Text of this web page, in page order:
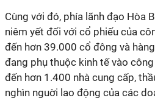
Cùng với đó, phía lãnh đạo Hòa
niêm yết đối với cổ phiếu của
đến hơn 39.000 cổ đông và
đang phụ thuộc kinh tế vào
đến hơn 1.400 nhà cung cấp,
nghìn nguời lao động của các